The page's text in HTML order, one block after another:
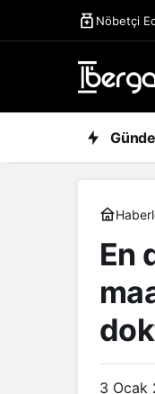
Nöbetçi
En
3 Ocak